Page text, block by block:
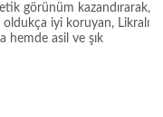
görünüm kazandırarak,
iyi koruyan, Likralı
hemde asil ve şık